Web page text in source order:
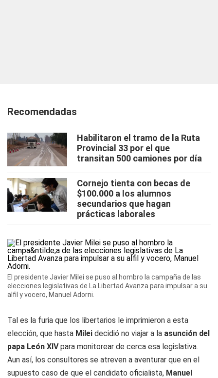
Recomendadas
Habilitaron el tramo de la Ruta
Provincial 33 por el que
transitan 500 camiones por día
Cornejo tienta con becas de
$100.000 a los alumnos
secundarios que hagan
prácticas laborales
El presidente Javier Milei se puso al hombro la campaña de las
elecciones legislativas de La Libertad Avanza para impulsar a su
alfil y vocero, Manuel Adorni.
Tal es la furia que los libertarios le imprimieron a esta
elección, que hasta Milei decidió no viajar a la asunción del
papa León XIVpara monitorear de cerca esa legislativa.
Aun así, los consultores se atreven a aventurar que en el
supuesto caso de que el candidato oficialista, Manuel